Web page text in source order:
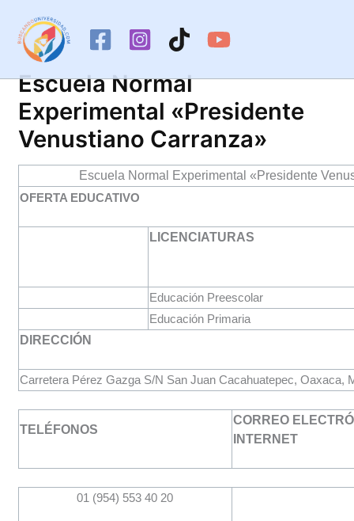
contenido
Escuela Normal
Experimental «Presidente
Venustiano Carranza»
Escuela Normal Experimental «Presidente
OFERTA EDUCATIVO
LICENCIATURAS
Educación Preescolar
Educación Primaria
DIRECCIÓN
Carretera Pérez Gazga S/N San Juan Cacahuatepec, Oaxaca,
TELÉFONOS
CORREO
INTERNET
01 (954) 553 40 20